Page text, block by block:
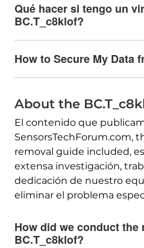
Qué hacer si tengo un
BC.T_c8klof?
How to Secure My Data
About the
El contenido que
SensorsTechForum.com,
removal guide included,
extensa investigación,
dedicación de nuestro
eliminar el problema
How did we conduct the
BC.T_c8klof?